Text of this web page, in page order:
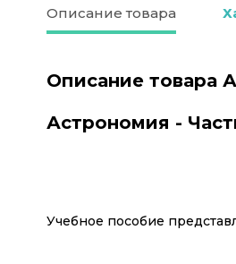
Описание товара
Описание товара
Астрономия -
Учебное пособие